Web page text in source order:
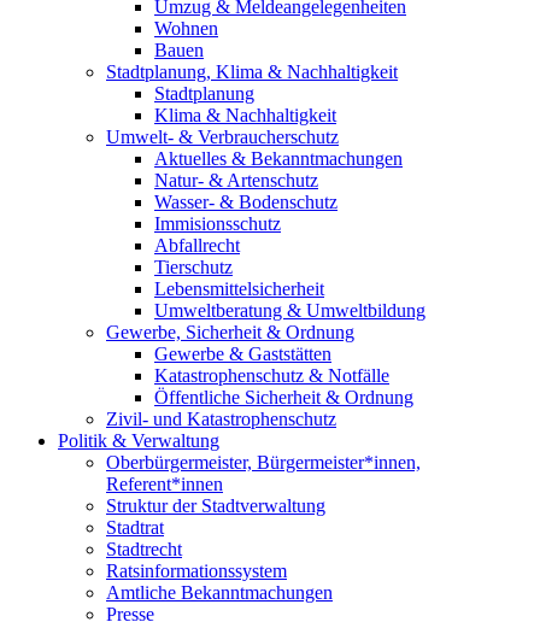
Umzug & Meldeangelegenheiten
Wohnen
Bauen
Stadtplanung, Klima & Nachhaltigkeit
Stadtplanung
Klima & Nachhaltigkeit
Umwelt- & Verbraucherschutz
Aktuelles & Bekanntmachungen
Natur- & Artenschutz
Wasser- & Bodenschutz
Immisionsschutz
Abfallrecht
Tierschutz
Lebensmittelsicherheit
Umweltberatung & Umweltbildung
Gewerbe, Sicherheit & Ordnung
Gewerbe & Gaststätten
Katastrophenschutz & Notfälle
Öffentliche Sicherheit & Ordnung
Zivil- und Katastrophenschutz
Politik & Verwaltung
Oberbürgermeister, Bürgermeister*innen,
Referent*innen
Struktur der Stadtverwaltung
Stadtrat
Stadtrecht
Ratsinformationssystem
Amtliche Bekanntmachungen
Presse